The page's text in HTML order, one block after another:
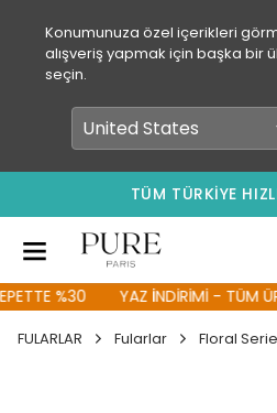
Konumunuza özel içerikleri
alışveriş yapmak için başka bir
seçin.
TÜM TÜRKİYE
%30 YAZ İNDİRİMİ - TÜM
FULARLAR Fularlar Floral